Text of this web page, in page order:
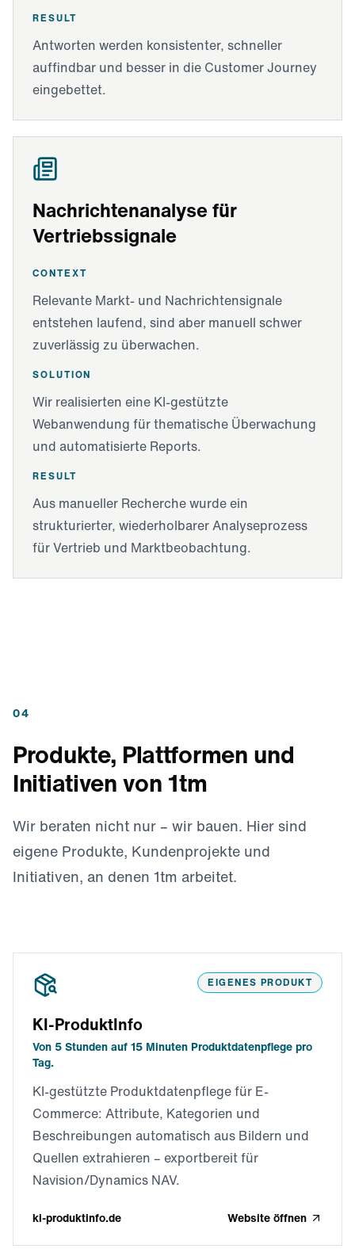
RESULT
Antworten werden konsistenter, schneller
auffindbar und besser in die Customer Journey
eingebettet.
Nachrichtenanalyse für
Vertriebssignale
CONTEXT
Relevante Markt- und Nachrichtensignale
entstehen laufend, sind aber manuell schwer
zuverlässig zu überwachen.
SOLUTION
Wir realisierten eine KI-gestützte
Webanwendung für thematische Überwachung
und automatisierte Reports.
RESULT
Aus manueller Recherche wurde ein
strukturierter, wiederholbarer Analyseprozess
für Vertrieb und Marktbeobachtung.
04
Produkte, Plattformen und
Initiativen von 1tm
Wir beraten nicht nur – wir bauen. Hier sind
eigene Produkte, Kundenprojekte und
Initiativen, an denen 1tm arbeitet.
EIGENES PRODUKT
KI-ProduktInfo
Von 5 Stunden auf 15 Minuten Produktdatenpflege pro
Tag.
KI-gestützte Produktdatenpflege für E-
Commerce: Attribute, Kategorien und
Beschreibungen automatisch aus Bildern und
Quellen extrahieren – exportbereit für
Navision/Dynamics NAV.
ki-produktinfo.de Website öffnen